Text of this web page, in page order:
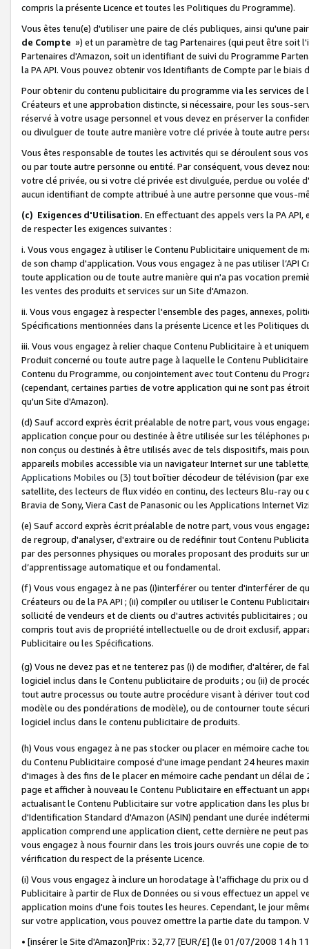
compris la présente Licence et toutes les Politiques du Programme).
Vous êtes tenu(e) d'utiliser une paire de clés publiques, ainsi qu'une
de Compte ») et un paramètre de tag Partenaires (qui peut être soit
Partenaires d'Amazon, soit un identifiant de suivi du Programme
la PA API. Vous pouvez obtenir vos Identifiants de Compte par le biais
Pour obtenir du contenu publicitaire du programme via les services
Créateurs et une approbation distincte, si nécessaire, pour les sous-
réservé à votre usage personnel et vous devez en préserver la
ou divulguer de toute autre manière votre clé privée à toute autre
Vous êtes responsable de toutes les activités qui se déroulent sous
ou par toute autre personne ou entité. Par conséquent, vous devez
votre clé privée, ou si votre clé privée est divulguée, perdue ou volée
aucun identifiant de compte attribué à une autre personne que vous-
(c) Exigences d'Utilisation. En effectuant des appels vers la PA
de respecter les exigences suivantes :
i. Vous vous engagez à utiliser le Contenu Publicitaire uniquement de
de son champ d'application. Vous vous engagez à ne pas utiliser l’API
toute application ou de toute autre manière qui n'a pas vocation
les ventes des produits et services sur un Site d'Amazon.
ii. Vous vous engagez à respecter l'ensemble des pages, annexes,
Spécifications mentionnées dans la présente Licence et les Politiques
iii. Vous vous engagez à relier chaque Contenu Publicitaire à et
Produit concerné ou toute autre page à laquelle le Contenu
Contenu du Programme, ou conjointement avec tout Contenu du
(cependant, certaines parties de votre application qui ne sont pas
qu'un Site d'Amazon).
(d) Sauf accord exprès écrit préalable de notre part, vous vous
application conçue pour ou destinée à être utilisée sur les téléphones
non conçus ou destinés à être utilisés avec de tels dispositifs, mais
appareils mobiles accessible via un navigateur Internet sur une
Applications Mobiles ou (3) tout boîtier décodeur de télévision (par
satellite, des lecteurs de flux vidéo en continu, des lecteurs Blu-ray
Bravia de Sony, Viera Cast de Panasonic ou les Applications Internet
(e) Sauf accord exprès écrit préalable de notre part, vous vous
de regroup, d'analyser, d'extraire ou de redéfinir tout Contenu
par des personnes physiques ou morales proposant des produits sur
d’apprentissage automatique et ou fondamental.
(f) Vous vous engagez à ne pas (i)interférer ou tenter d'interférer de
Créateurs ou de la PA API ; (ii) compiler ou utiliser le Contenu
sollicité de vendeurs et de clients ou d'autres activités publicitaires ;
compris tout avis de propriété intellectuelle ou de droit exclusif,
Publicitaire ou les Spécifications.
(g) Vous ne devez pas et ne tenterez pas (i) de modifier, d'altérer, de
logiciel inclus dans le Contenu publicitaire de produits ; ou (ii) de
tout autre processus ou toute autre procédure visant à dériver tout
modèle ou des pondérations de modèle), ou de contourner toute
logiciel inclus dans le contenu publicitaire de produits.
(h) Vous vous engagez à ne pas stocker ou placer en mémoire cache
du Contenu Publicitaire composé d'une image pendant 24 heures
d'images à des fins de le placer en mémoire cache pendant un délai
page et afficher à nouveau le Contenu Publicitaire en effectuant un
actualisant le Contenu Publicitaire sur votre application dans les plus
d'Identification Standard d'Amazon (ASIN) pendant une durée
application comprend une application client, cette dernière ne peut
vous engagez à nous fournir dans les trois jours ouvrés une copie de
vérification du respect de la présente Licence.
(i) Vous vous engagez à inclure un horodatage à l'affichage du prix
Publicitaire à partir de Flux de Données ou si vous effectuez un appel
application moins d'une fois toutes les heures. Cependant, le jour
sur votre application, vous pouvez omettre la partie date du tampon.
• [insérer le Site d'Amazon]Prix : 32,77 [EUR/£] (le 01/07/2008 14 h